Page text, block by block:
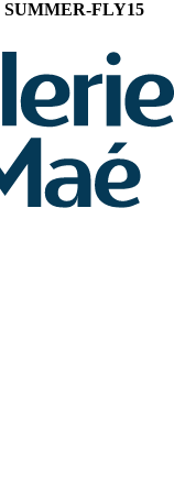
SUMMER-FLY15